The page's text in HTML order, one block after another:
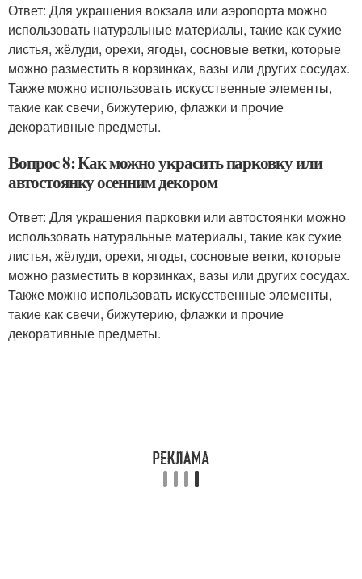
Ответ: Для украшения вокзала или аэропорта можно
использовать натуральные материалы, такие как сухие
листья, жёлуди, орехи, ягоды, сосновые ветки, которые
можно разместить в корзинках, вазы или других сосудах.
Также можно использовать искусственные элементы,
такие как свечи, бижутерию, флажки и прочие
декоративные предметы.
Вопрос 8: Как можно украсить парковку или
автостоянку осенним декором
Ответ: Для украшения парковки или автостоянки можно
использовать натуральные материалы, такие как сухие
листья, жёлуди, орехи, ягоды, сосновые ветки, которые
можно разместить в корзинках, вазы или других сосудах.
Также можно использовать искусственные элементы,
такие как свечи, бижутерию, флажки и прочие
декоративные предметы.